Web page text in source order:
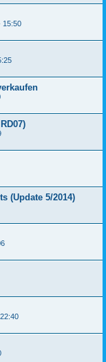
15:50
(Update 5/2014)